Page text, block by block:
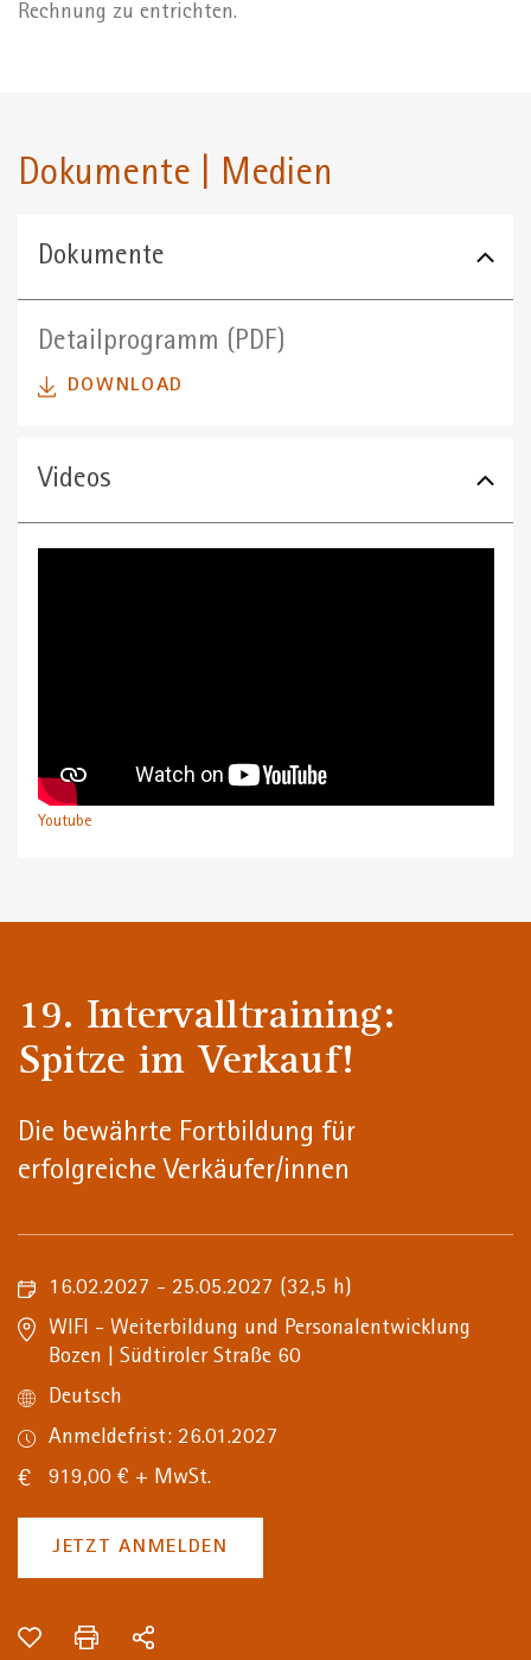
Rechnung zu entrichten.
Dokumente | Medien
Dokumente
Detailprogramm (PDF)
DOWNLOAD
Videos
Youtube
19. Intervalltraining:
Spitze im Verkauf!
Die bewährte Fortbildung für
erfolgreiche Verkäufer/innen
16.02.2027 - 25.05.2027 (32,5 h)
WIFI - Weiterbildung und Personalentwicklung
Bozen | Südtiroler Straße 60
Deutsch
Anmeldefrist: 26.01.2027
919,00 € + MwSt.
JETZT ANMELDEN